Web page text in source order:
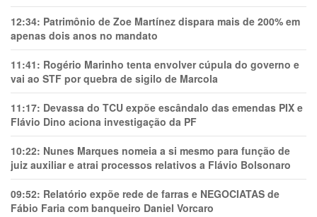
12:34: Patrimônio de Zoe Martínez dispara mais de 200% em
apenas dois anos no mandato
11:41: Rogério Marinho tenta envolver cúpula do governo e
vai ao STF por quebra de sigilo de Marcola
11:17: Devassa do TCU expõe escândalo das emendas PIX e
Flávio Dino aciona investigação da PF
10:22: Nunes Marques nomeia a si mesmo para função de
juiz auxiliar e atrai processos relativos a Flávio Bolsonaro
09:52: Relatório expõe rede de farras e NEGOCIATAS de
Fábio Faria com banqueiro Daniel Vorcaro